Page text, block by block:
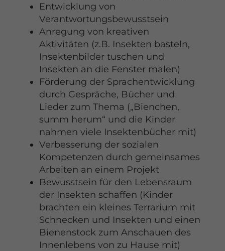
Entwicklung von
Verantwortungsbewusstsein
Anregung von kreativen
Aktivitäten (z.B. Insekten basteln,
Insektenbilder tuschen und
Insekten an die Fenster malen)
Förderung der Sprachentwicklung
durch Gespräche, Bücher und
Lieder zum Thema („Bienchen,
summ herum“ und die Kinder
nahmen viele Insektenbücher mit)
Verbesserung der sozialen
Kompetenzen durch gemeinsames
Arbeiten an einem Projekt
Bewusstsein für den Lebensraum
der Insekten schaffen (Kinder
brachten ein kleines Terrarium mit
Schnecken und Insekten und einen
Bienenstock zum Anschauen des
Innenlebens von zu Hause mit)